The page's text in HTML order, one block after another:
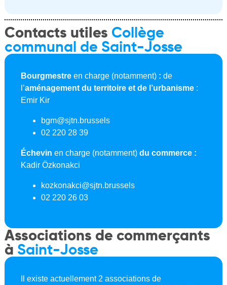
Contacts utiles Collège
communal de Saint-Josse
Bourgmestreen charge (notamment) : de
l’aménagement du territoire et de l’urbanisme:
Emir Kir
bgm@sjtn.brussels
02 220 28 39
Échevin en charge (notamment) du commerce :
Kadir Özkonakci
kozkonakci@sjtn.brussels
02 220 26 03
Associations de commerçants
à Saint-Josse
Il existe actuellement 2 associations de